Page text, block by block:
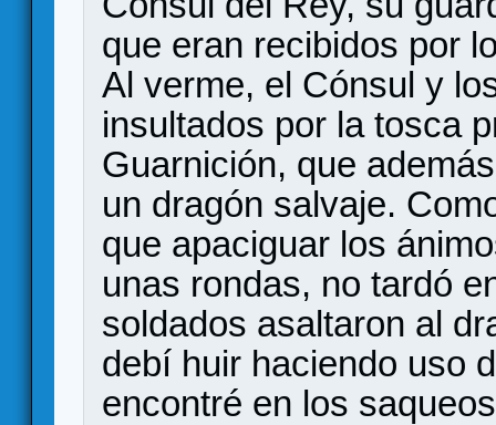
que eran recibidos por
Al verme, el Cónsul y
insultados por la tosca
Guarnición, que
un dragón salvaje.
que apaciguar los
unas rondas, no tardó
soldados asaltaron al
debí huir haciendo uso
encontré en los